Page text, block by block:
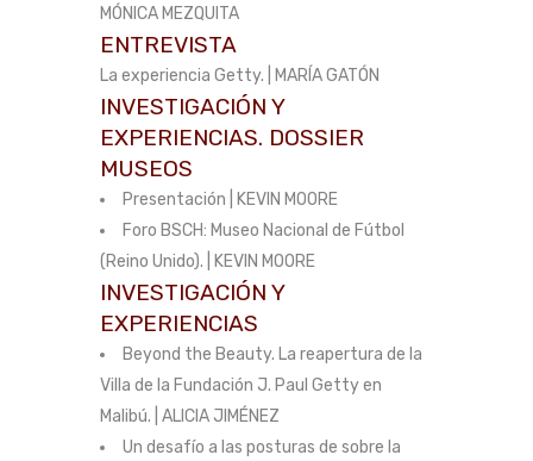
MÓNICA MEZQUITA
ENTREVISTA
La experiencia Getty. | MARÍA GATÓN
INVESTIGACIÓN Y
EXPERIENCIAS. DOSSIER
MUSEOS
Presentación | KEVIN MOORE
Foro BSCH: Museo Nacional de Fútbol
(Reino Unido). | KEVIN MOORE
INVESTIGACIÓN Y
EXPERIENCIAS
Beyond the Beauty. La reapertura de la
Villa de la Fundación J. Paul Getty en
Malibú. | ALICIA JIMÉNEZ
Un desafío a las posturas de sobre la